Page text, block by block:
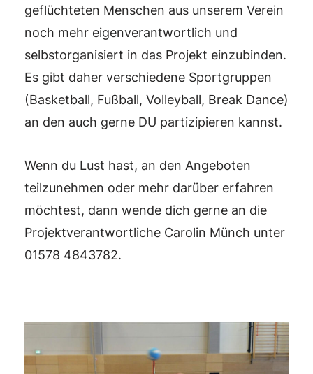
geflüchteten Menschen aus unserem Verein
noch mehr eigenverantwortlich und
selbstorganisiert in das Projekt einzubinden.
Es gibt daher verschiedene Sportgruppen
(Basketball, Fußball, Volleyball, Break Dance)
an den auch gerne DU partizipieren kannst.
Wenn du Lust hast, an den Angeboten
teilzunehmen oder mehr darüber erfahren
möchtest, dann wende dich gerne an die
Projektverantwortliche Carolin Münch unter
01578 4843782.